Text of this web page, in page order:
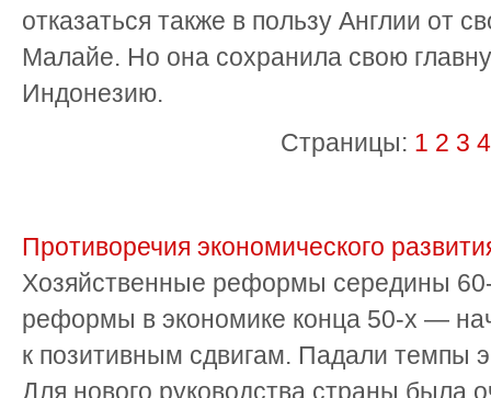
отказаться также в пользу Англии от
Малайе. Но она сохранила свою
Индонезию.
Страницы: 1 2 3 4
Противоречия экономического
Хозяйственные реформы середины
реформы в экономике конца 50-х —
к позитивным сдвигам. Падали темпы
Для нового руководства страны была